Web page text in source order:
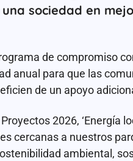
sociedad en
de compromiso
anual para que las
de un apoyo
2026, ‘Energía
cercanas a nuestros
ambiental,